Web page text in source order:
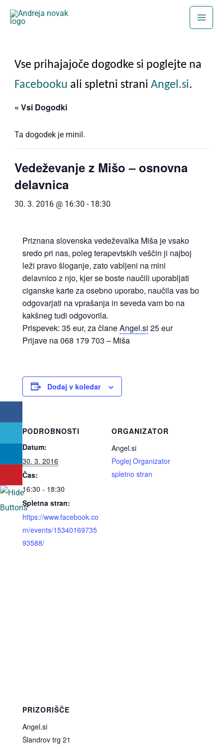
Vse prihajajoče dogodke si poglejte na
Facebooku ali spletni strani Angel.si.
« Vsi Dogodki
Ta dogodek je minil.
Vedeževanje z Mišo – osnovna
delavnica
30. 3. 2016 @ 16:30 - 18:30
Priznana slovenska vedeževalka Miša je vsako
sredo pri nas, poleg terapevtskih veščin ji najboj
leži pravo šloganje, zato vabljeni na mini
delavnico z njo, kjer se boste naučili uporabljati
ciganske karte za osebno uporabo, naučila vas bo
odgovarjati na vprašanja in seveda vam bo na
kakšneg tudi odgovorila.
Prispevek: 35 eur, za članeAngel.si 25 eur
Prijave na 068 179 703 – Miša
Dodaj v koledar
PODROBNOSTI
Datum:
30. 3. 2016
Čas:
16:30 - 18:30
Spletna stran:
https://www.facebook.co
m/events/15340169735
93588/
ORGANIZATOR
Angel.si
Poglej Organizator
spletno stran
PRIZORIŠČE
Angel.si
Šlandrov trg 21